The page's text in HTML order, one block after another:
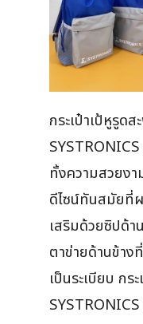
กระเป๋าเป้หูรูด
ทั้งความสวยงา
ดีไซน์ทันสมัยที่
เสริมด้วยซิปด้
ตาข่ายด้านข้าง
เป็นระเบียบ กร
SYSTRONICS